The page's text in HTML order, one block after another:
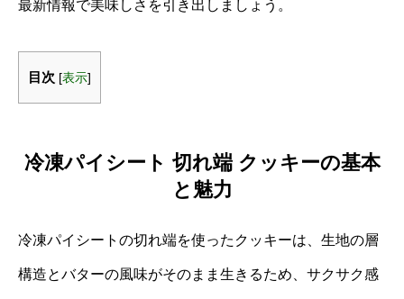
最新情報で美味しさを引き出しましょう。
目次 [表示]
冷凍パイシート 切れ端 クッキーの基本
と魅力
冷凍パイシートの切れ端を使ったクッキーは、生地の層
構造とバターの風味がそのまま生きるため、サクサク感